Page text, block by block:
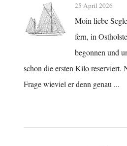
25 April 2026
Moin liebe
fern, in
begonnen und
schon die ersten Kilo reserviert.
Frage wieviel er denn genau ...